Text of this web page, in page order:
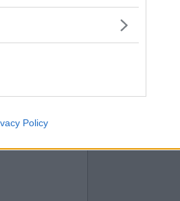
Policy